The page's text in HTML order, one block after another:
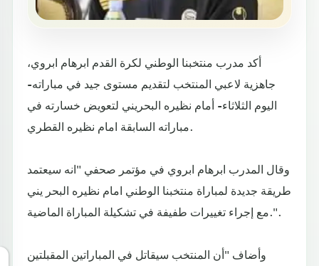
أكد مدرب منتخبنا الوطني لكرة القدم ابرهام ابروي،
جاهزية لاعبي المنتخب لتقديم مستوى جيد في مباراته-
اليوم الثلاثاء- أمام نظيره البحريني لتعويض خسارته في
مباراته السابقة امام نظيره القطري.
وقال المدرب ابرهام ابروي في مؤتمر صحفي "انه سيعتمد
طريقة جديدة لمباراة منتخبنا الوطني امام نظيره البحر يني
مع إجراء تغييرات طفيفة في تشكيلة المباراة الماضية.".
وأضاف "أن المنتخب سيقاتل في المباراتين المقبلتين